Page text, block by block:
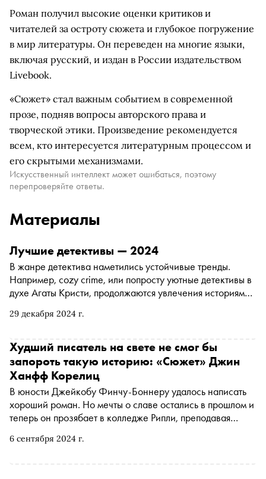
Роман получил высокие оценки критиков и
читателей за остроту сюжета и глубокое погружение
в мир литературы. Он переведен на многие языки,
включая русский, и издан в России издательством
Livebook.
«Сюжет» стал важным событием в современной
прозе, подняв вопросы авторского права и
творческой этики. Произведение рекомендуется
всем, кто интересуется литературным процессом и
его скрытыми механизмами.
Искусственный интеллект может ошибаться, поэтому
перепроверяйте ответы.
Материалы
29 декабря 2024 г.
Лучшие детективы — 2024
В жанре детектива наметились устойчивые тренды.
Например, cozy crime, или попросту уютные детективы в
духе Агаты Кристи, продолжаются увлечения историями
больше азиатских хонкаку-триллеров (классика
непредсказуемыми развязками. Специально для
«Сноба» редактор художественной литературы
«Литрес» Анна Данилина составила топ-7
захватывающих детективов и триллеров, которые вышли
в 2024 году
6 сентября 2024 г.
Худший писатель на свете не смог бы
запороть такую историю: «Сюжет» Джин
Ханфф Корелиц
В юности Джейкобу Финчу-Боннеру удалось написать
хороший роман. Но мечты о славе остались в прошлом и
теперь он прозябает в колледже Рипли, преподавая
амбициозный студент Эван Паркер рассказывает ему